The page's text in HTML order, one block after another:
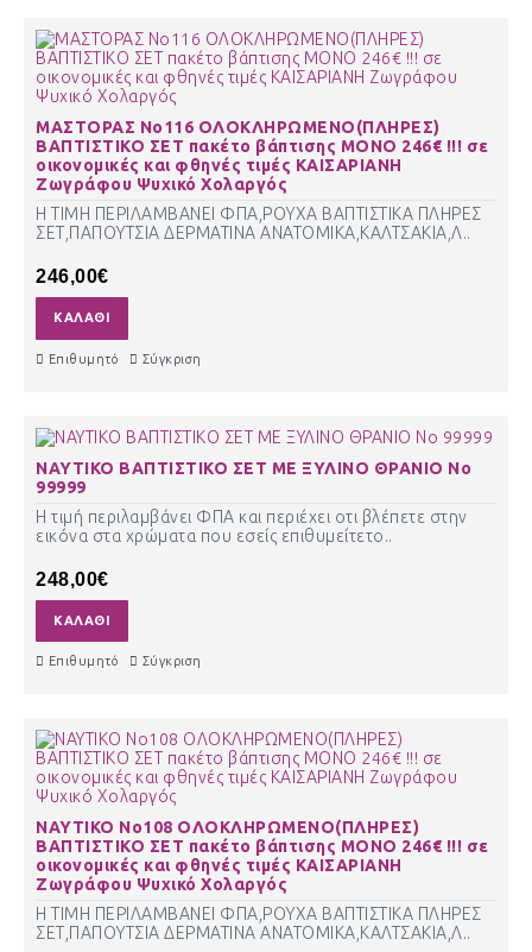
ΜΑΣΤΟΡΑΣ Νο116 ΟΛΟΚΛΗΡΩΜΕΝΟ(ΠΛΗΡΕΣ)
ΒΑΠΤΙΣΤΙΚΟ ΣΕΤ πακέτο βάπτισης ΜΟΝΟ 246€ !!! σε
οικονομικές και φθηνές τιμές ΚΑΙΣΑΡΙΑΝΗ
Ζωγράφου Ψυχικό Χολαργός
Η ΤΙΜΗ ΠΕΡΙΛΑΜΒΑΝΕΙ ΦΠΑ,ΡΟΥΧΑ ΒΑΠΤΙΣΤΙΚΑ ΠΛΗΡΕΣ
ΣΕΤ,ΠΑΠΟΥΤΣΙΑ ΔΕΡΜΑΤΙΝΑ ΑΝΑΤΟΜΙΚΑ,ΚΑΛΤΣΑΚΙΑ,Λ..
246,00€
ΚΑΛΆΘΙ
Επιθυμητό Σύγκριση
ΝΑΥΤΙΚΟ ΒΑΠΤΙΣΤΙΚΟ ΣΕΤ ΜΕ ΞΥΛΙΝΟ ΘΡΑΝΙΟ Νο
99999
Η τιμή περιλαμβάνει ΦΠΑ και περιέχει οτι βλέπετε στην
εικόνα στα χρώματα που εσείς επιθυμείτετο..
248,00€
ΚΑΛΆΘΙ
Επιθυμητό Σύγκριση
ΝΑΥΤΙΚΟ Νο108 ΟΛΟΚΛΗΡΩΜΕΝΟ(ΠΛΗΡΕΣ)
ΒΑΠΤΙΣΤΙΚΟ ΣΕΤ πακέτο βάπτισης ΜΟΝΟ 246€ !!! σε
οικονομικές και φθηνές τιμές ΚΑΙΣΑΡΙΑΝΗ
Ζωγράφου Ψυχικό Χολαργός
Η ΤΙΜΗ ΠΕΡΙΛΑΜΒΑΝΕΙ ΦΠΑ,ΡΟΥΧΑ ΒΑΠΤΙΣΤΙΚΑ ΠΛΗΡΕΣ
ΣΕΤ,ΠΑΠΟΥΤΣΙΑ ΔΕΡΜΑΤΙΝΑ ΑΝΑΤΟΜΙΚΑ,ΚΑΛΤΣΑΚΙΑ,Λ..